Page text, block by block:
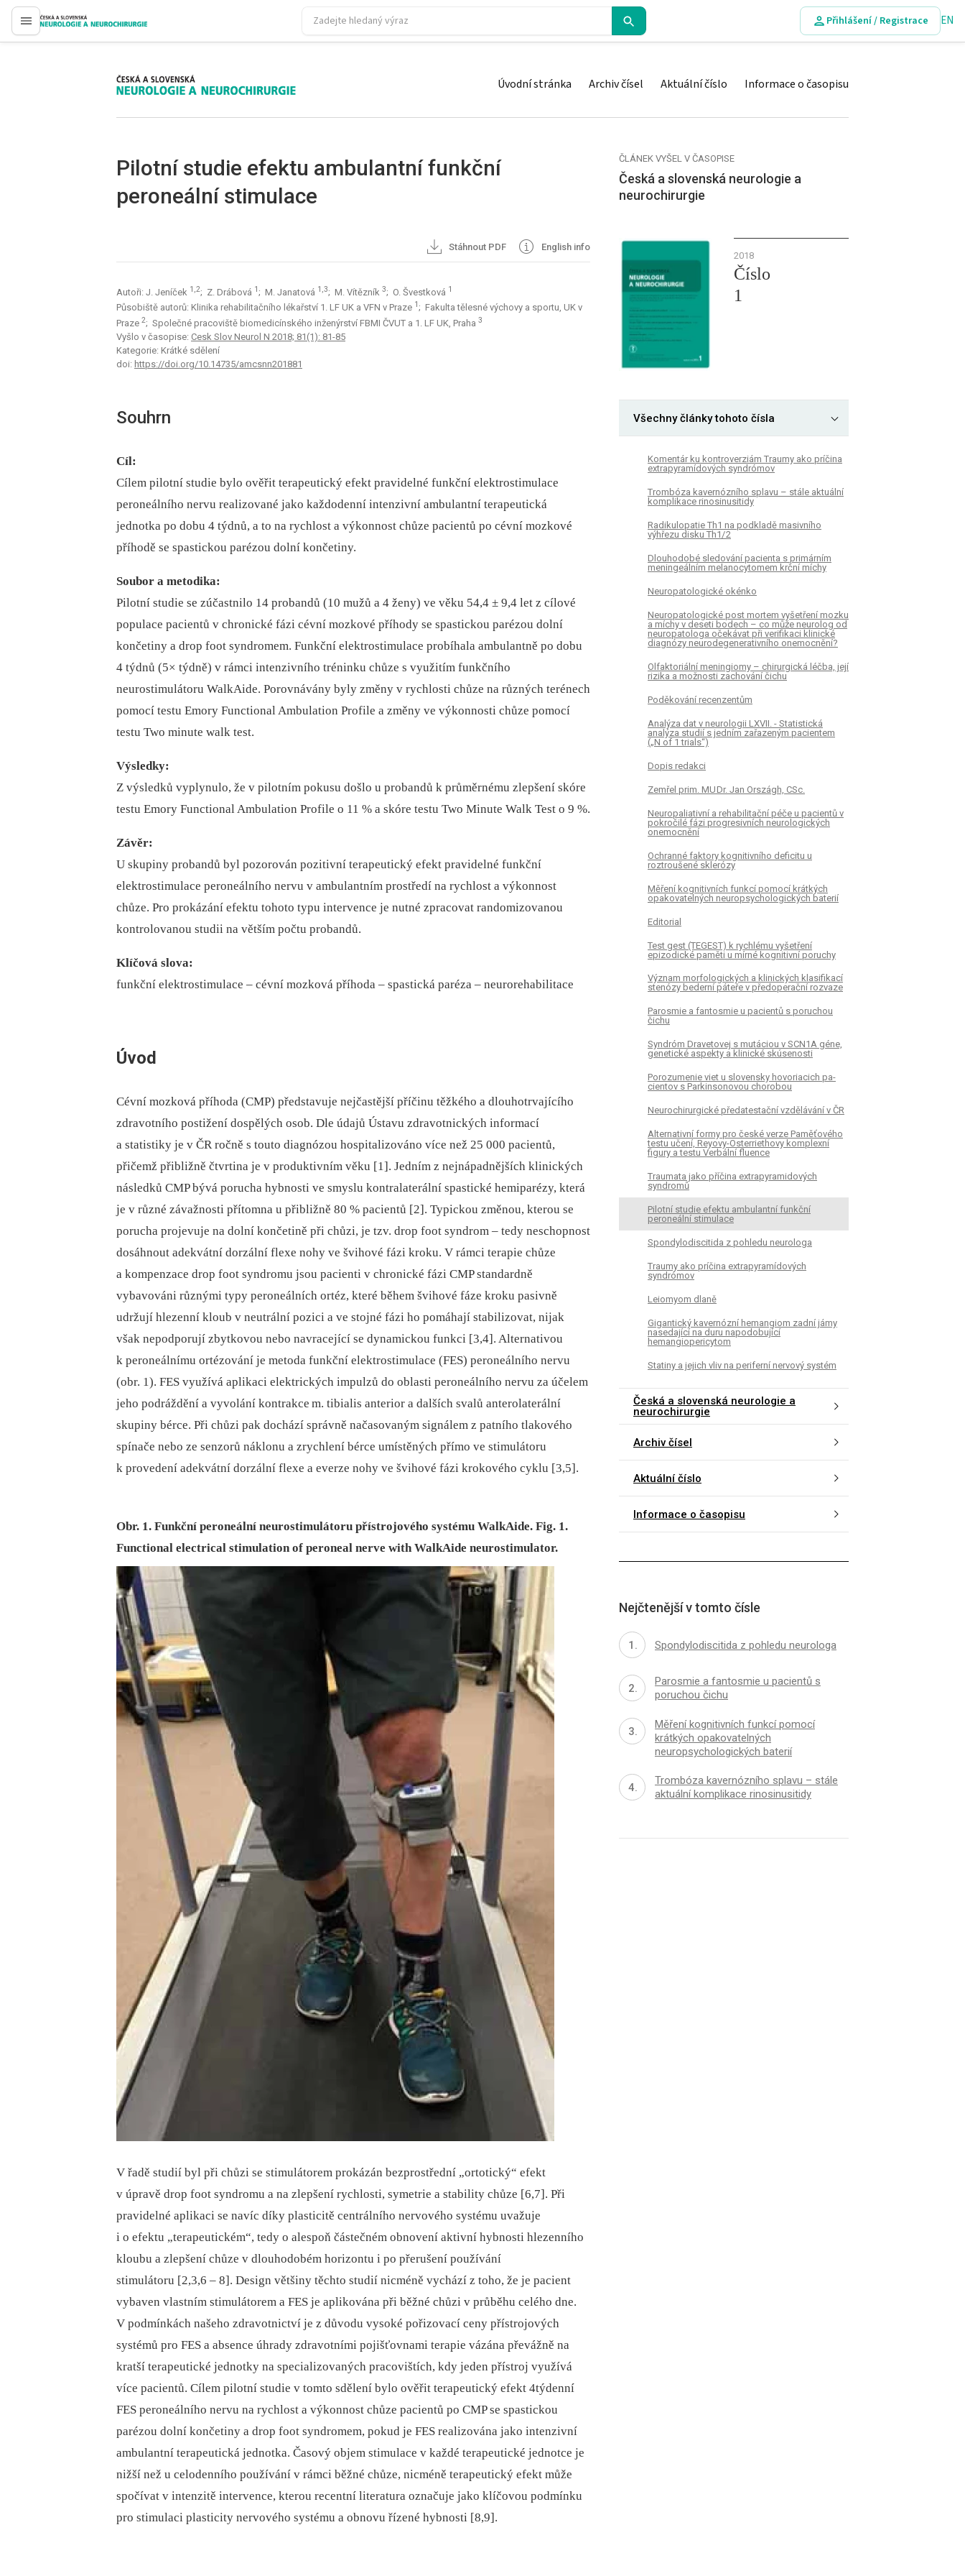
proLékaře.cz
Přihlášení / Registrace EN
proLékaře.cz Úvodní stránka Archiv čísel Aktuální číslo Informace o časopisu
Pilotní studie efektu ambulantní funkční
peroneální stimulace
Stáhnout PDF English info
Autoři: J. Jeníček 1,2; Z. Drábová 1 ; M. Janatová 1,3; M. Vítězník 3; O. Švestková 1
Působiště autorů: Klinika rehabilitačního lékařství 1. LF UK a VFN v Praze 1 ; Fakulta tělesné výchovy a sportu, UK v
Praze 2; Společné pracoviště biomedicínského inženýrství FBMI ČVUT a 1. LF UK, Praha 3
Vyšlo v časopise: Cesk Slov Neurol N 2018; 81(1): 81-85
Kategorie: Krátké sdělení
doi: https://doi.org/10.14735/amcsnn201881
Souhrn
Cíl:
Cílem pilotní studie bylo ověřit terapeutický efekt pravidelné funkční elektrostimulace
peroneálního nervu realizované jako každodenní intenzivní ambulantní terapeutická
jednotka po dobu 4 týdnů, a to na rychlost a výkonnost chůze pa­cientů po cévní mozkové
příhodě se spastickou parézou dolní končetiny.
Soubor a metodika:
Pilotní studie se zúčastnilo 14 probandů (10 mužů a 4 ženy) ve věku 54,4 ± 9,4 let z cílové
populace pacientů v chronické fázi cévní mozkové příhody se spastickou parézou dolní
končetiny a drop foot syndromem. Funkční elektrostimulace probíhala ambulantně po dobu
4 týdnů (5× týdně) v rámci intenzivního tréninku chůze s využitím funkčního
neurostimulátoru WalkAide. Porovnávány byly změny v rychlosti chůze na různých terénech
pomocí testu Emory Functional Ambulation Profile a změny ve výkonnosti chůze pomocí
testu Two minute walk test.
Výsledky:
Z výsledků vyplynulo, že v pilotním pokusu došlo u probandů k průměrnému zlepšení skóre
testu Emory Functional Ambulation Profile o 11 % a skóre testu Two Minute Walk Test o 9 %.
Závěr:
U skupiny probandů byl pozorován pozitivní terapeutický efekt pravidelné funkční
elektrostimulace peroneálního nervu v ambulantním prostředí na rychlost a výkonnost
chůze. Pro prokázání efektu tohoto typu intervence je nutné zpracovat randomizovanou
kontrolovanou studii na větším počtu probandů.
Klíčová slova:
funkční elektrostimulace –⁠ cévní mozková příhoda –⁠ spastická paréza –⁠ neurorehabilitace
Úvod
Cévní mozková příhoda (CMP) představuje nejčastější příčinu těžkého a dlouhotrvajícího
zdravotního postižení dospělých osob. Dle údajů Ústavu zdravotnických informací
a statistiky je v ČR ročně s touto diagnózou hospitalizováno více než 25 000 pacientů,
přičemž přibližně čtvrtina je v produktivním věku [1]. Jedním z nejnápadnějších klinických
následků CMP bývá porucha hybnosti ve smyslu kontralaterální spastické hemiparézy, která
je v různé závažnosti přítomna u přibližně 80 % pacientů [2]. Typickou změnou, kterou se
porucha projevuje na dolní končetině při chůzi, je tzv. drop foot syndrom –⁠ tedy neschopnost
dosáhnout adekvátní dorzální flexe nohy ve švihové fázi kroku. V rámci terapie chůze
a kompenzace drop foot syndromu jsou pacienti v chronické fázi CMP standardně
vybavováni různými typy peroneálních ortéz, které během švihové fáze kroku pasivně
udržují hlezenní kloub v neutrální pozici a ve stojné fázi ho pomáhají stabilizovat, nijak
však nepodporují zbytkovou nebo navracející se dynamickou funkci [3,4]. Alternativou
k peroneálnímu ortézování je metoda funkční elektrostimulace (FES) peroneálního nervu
(obr. 1). FES využívá aplikaci elektrických impulzů do oblasti peroneálního nervu za účelem
jeho podráždění a vyvolání kontrakce m. tibialis anterior a dalších svalů anterolaterální
skupiny bérce. Při chůzi pak dochází správně načasovaným signálem z patního tlakového
spínače nebo ze senzorů náklonu a zrychlení bérce umístěných přímo ve stimulátoru
k provedení adekvátní dorzální flexe a everze nohy ve švihové fázi krokového cyklu [3,5].
Obr. 1. Funkční peroneální neurostimulátoru přístrojového systému WalkAide. Fig. 1.
Functional electrical stimulation of peroneal nerve with WalkAide neurostimulator.
V řadě studií byl při chůzi se stimulátorem prokázán bezprostřední „ortotický“ efekt
v úpravě drop foot syndromu a na zlepšení rychlosti, symetrie a stability chůze [6,7]. Při
pravidelné aplikaci se navíc díky plasticitě centrálního nervového systému uvažuje
i o efektu „terapeutickém“, tedy o alespoň částečném obnovení aktivní hybnosti hlezenního
kloubu a zlepšení chůze v dlouhodobém horizontu i po přerušení používání
stimulátoru [2,3,6 –⁠ 8]. Design většiny těchto studií nicméně vychází z toho, že je pacient
vybaven vlastním stimulátorem a FES je aplikována při běžné chůzi v průběhu celého dne.
V podmínkách našeho zdravotnictví je z důvodu vysoké pořizovací ceny přístrojových
systémů pro FES a absence úhrady zdravotními pojišťovnami terapie vázána převážně na
kratší terapeutické jednotky na specializovaných pracovištích, kdy jeden přístroj využívá
více pacientů. Cílem pilotní studie v tomto sdělení bylo ověřit terapeutický efekt 4týdenní
FES peroneálního nervu na rychlost a výkonnost chůze pacientů po CMP se spastickou
parézou dolní končetiny a drop foot syndromem, pokud je FES realizována jako intenzivní
ambulantní terapeutická jednotka. Časový objem stimulace v každé terapeutické jednotce je
nižší než u celodenního používání v rámci běžné chůze, nicméně terapeutický efekt může
spočívat v intenzitě intervence, kterou recentní literatura označuje jako klíčovou podmínku
pro stimulaci plasticity nervového systému a obnovu řízené hybnosti [8,9].
ČLÁNEK VYŠEL V ČASOPISE
Česká a slovenská neurologie a
neurochirurgie
2018
Číslo
1
Všechny články tohoto čísla
Komentár ku kontroverziám Traumy ako príčina
extrapyramídových syndrómov
Trombóza kavernózního splavu – stále aktuální
komplikace rinosinusitidy
Radikulopatie Th1 na podkladě masivního
výhřezu disku Th1/ 2
Dlouhodobé sledování pa­cienta s primárním
meningeálním melanocytomem krční míchy
Neuropatologické okénko
Neuropatologické post mortem vyšetření mozku
a míchy v deseti bodech – co může neurolog od
neuropatologa očekávat při verifikaci klinické
dia­gnózy neurodegenerativního onemocnění?
Olfaktoriální meningiomy – chirurgická léčba, její
rizika a možnosti zachování čichu
Poděkování recenzentům
Analýza dat v neurologii LXVII. - Statistická
analýza studií s jedním zařazeným pa­cientem
(„N of 1 trials“)
Dopis redakci
Zemřel prim. MU Dr. Jan Országh, CSc.
Neuropaliativní a rehabilitační péče u pa­cientů v
pokročilé fázi progresivních neurologických
onemocnění
Ochranné faktory kognitivního deficitu u
roztroušené sklerózy
Měření kognitivních funkcí pomocí krátkých
opakovatelných neuropsychologických baterií
Editorial
Test gest (TEGEST) k rychlému vyšetření
epizodické paměti u mírné kognitivní poruchy
Význam morfologických a klinických klasifikací
stenózy bederní páteře v předoperační rozvaze
Parosmie a fantosmie u pacientů s poruchou
čichu
Syndróm Dravetovej s mutáciou v SCN1A géne,
genetické aspekty a klinické skúsenosti
Porozumenie viet u slovensky hovoriacich pa­
cientov s Parkinsonovou chorobou
Neurochirurgické předatestační vzdělávání v ČR
Alternativní formy pro české verze Paměťového
testu učení, Reyovy-Osterriethovy komplexní
figury a testu Verbální fluence
Traumata jako příčina extrapyramidových
syndromů
Pilotní studie efektu ambulantní funkční
peroneální stimulace
Spondylodiscitida z pohledu neurologa
Traumy ako príčina extrapyramídových
syndrómov
Leiomyom dlaně
Gigantický kavernózní hemangiom zadní jámy
nasedající na duru napodobující
hemangiopericytom
Statiny a jejich vliv na periferní nervový systém
Česká a slovenská neurologie a
neurochirurgie
Archiv čísel
Aktuální číslo
Informace o časopisu
Nejčtenější v tomto čísle
Spondylodiscitida z pohledu neurologa
Parosmie a fantosmie u pacientů s
poruchou čichu
Měření kognitivních funkcí pomocí
krátkých opakovatelných
neuropsychologických baterií
Trombóza kavernózního splavu – stále
aktuální komplikace rinosinusitidy